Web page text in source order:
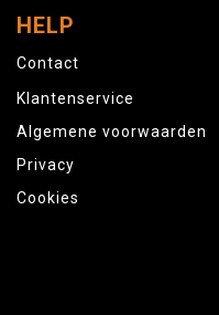
HELP
Contact
Klantenservice
Algemene voorwaarden
Privacy
Cookies